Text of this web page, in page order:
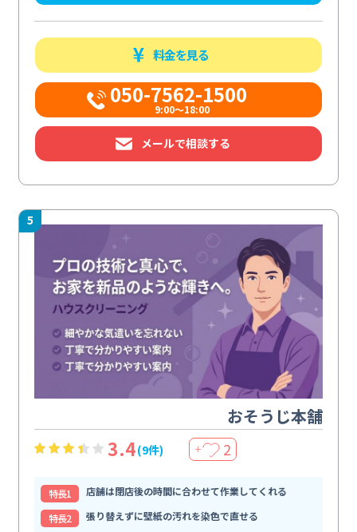
料金を見る
050-7562-1500
9:00～18:00
メールで相談する
5
おそうじ本舗
3.4(9件) ＋ 2
特⻑1
店舗は閉店後の時間に合わせて作業してくれる
特⻑2
張り替えずに壁紙の汚れを染色で直せる